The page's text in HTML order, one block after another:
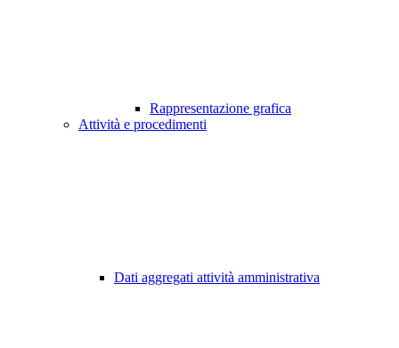
Rappresentazione grafica
Attività e procedimenti
Dati aggregati attività amministrativa